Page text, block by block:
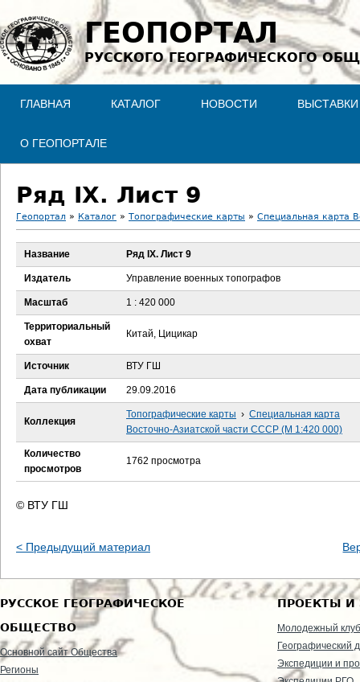
Jump to navigation
ГЕОПОРТАЛ
РУССКОГО ГЕОГРАФИЧЕСКОГО
ГЛАВНАЯ КАТАЛОГ НОВОСТИ ВЫСТАВКИ
О ГЕОПОРТАЛЕ
Ряд IX. Лист 9
В
ы
д
е
с
Геопортал » Каталог » Топографические карты » Специальная карта
Название Ряд IX. Лист 9
Издатель Управление военных топографов
Масштаб 1 : 420 000
Территориальный
охват
Китай, Цицикар
Источник ВТУ ГШ
Дата публикации 29.09.2016
Коллекция
Топографические карты › Специальная карта
Восточно-Азиатской части СССР (М 1:420 000)
Количество
просмотров
1762 просмотра
© ВТУ ГШ
< Предыдущий материал
РУССКОЕ ГЕОГРАФИЧЕСКОЕ
ОБЩЕСТВО
Основной сайт Общества
Регионы
ПРОЕКТЫ И
Молодежный клуб
Географический
Экспедиции и